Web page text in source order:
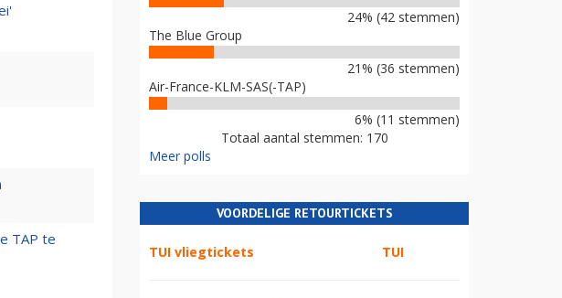
TAP te
24% (42 stemmen)
The Blue Group
21% (36 stemmen)
Air-France-KLM-SAS(-TAP)
6% (11 stemmen)
Totaal aantal stemmen: 170
Meer polls
VOORDELIGE RETOURTICKETS
TUI vliegtickets TUI